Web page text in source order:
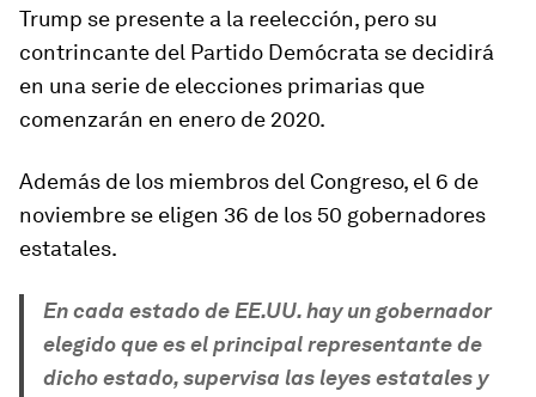
Trump se presente a la reelección, pero su
contrincante del Partido Demócrata se decidirá
en una serie de elecciones primarias que
comenzarán en enero de 2020.
Además de los miembros del Congreso, el 6 de
noviembre se eligen 36 de los 50 gobernadores
estatales.
En cada estado de EE.UU. hay un gobernador
elegido que es el principal representante de
dicho estado, supervisa las leyes estatales y